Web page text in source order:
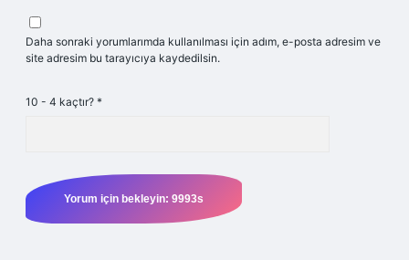
Daha sonraki yorumlarımda kullanılması için adım, e-posta adresim ve
site adresim bu tarayıcıya kaydedilsin.
10 - 4 kaçtır? *